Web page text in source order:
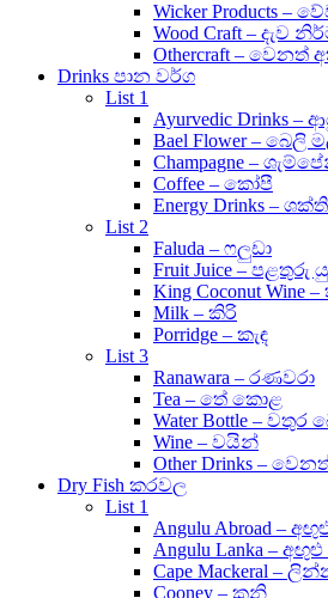
Wicker Products –
Wood Craft – දැව
Othercraft – වෙනත්
Drinks පාන වර්ග
List 1
Ayurvedic Drinks –
Bael Flower – බෙලි
Champagne –
Coffee – කෝපී
Energy Drinks –
List 2
Faluda – ෆලුඩා
Fruit Juice – පළතුරු
King Coconut Wine
Milk – කිරි
Porridge – කැඳ
List 3
Ranawara – රණවරා
Tea – තේ කොළ
Water Bottle – වතුර
Wine – වයින්
Other Drinks –
Dry Fish කරවල
List 1
Angulu Abroad –
Angulu Lanka – අඟුළු
Cape Mackeral –
Cooney – කූනි